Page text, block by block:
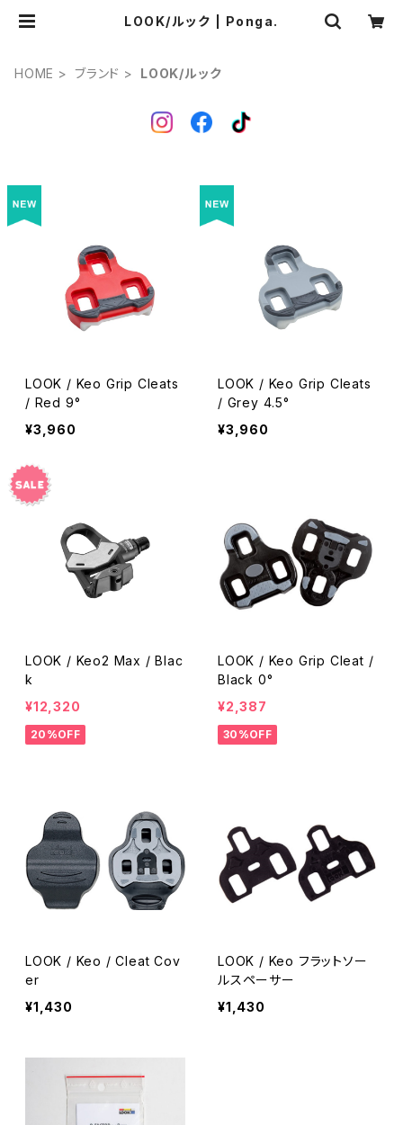
LOOK/ルック | Ponga.
HOME ブランド LOOK/ルック
LOOK / Keo Grip Cleats
/ Red 9°
¥3,960
LOOK / Keo Grip Cleats
/ Grey 4.5°
¥3,960
LOOK / Keo2 Max / Blac
k
¥12,320
20%OFF
LOOK / Keo Grip Cleat /
Black 0°
¥2,387
30%OFF
LOOK / Keo / Cleat Cov
er
¥1,430
LOOK / Keo フラットソー
ルスペーサー
¥1,430